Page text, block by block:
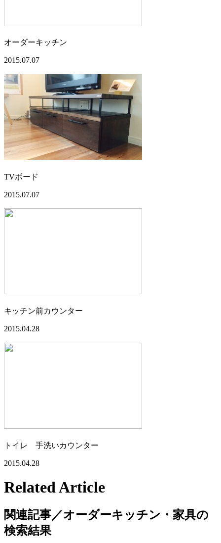
オーダーキッチン
2015.07.07
TVボード
2015.07.07
キッチン前カウンター
2015.04.28
トイレ 手洗いカウンター
2015.04.28
Related Article
関連記事／オーダーキッチン・家具の
検索結果